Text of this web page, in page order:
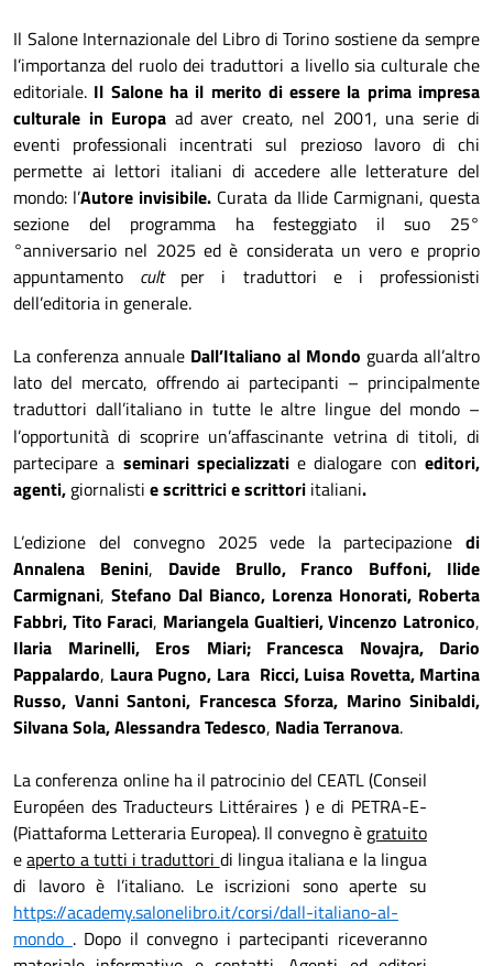
Il Salone Internazionale del Libro di Torino sostiene da sempre
l’importanza del ruolo dei traduttori a livello sia culturale che
editoriale. Il Salone ha il merito di essere la prima impresa
culturale in Europa ad aver creato, nel 2001, una serie di
eventi professionali incentrati sul prezioso lavoro di chi
permette ai lettori italiani di accedere alle letterature del
mondo: l’Autore invisibile. Curata da Ilide Carmignani, questa
sezione del programma ha festeggiato il suo 25°
°anniversario nel 2025 ed è considerata un vero e proprio
appuntamento cultper i traduttori e i professionisti
dell’editoria in generale.
La conferenza annuale Dall’Italiano al Mondo guarda all’altro
lato del mercato, offrendo ai partecipanti – principalmente
traduttori dall’italianoin tutte le altre lingue del mondo –
l’opportunità di scoprire un’affascinante vetrina di titoli, di
partecipare a seminari specializzatie dialogare coneditori,
agenti, giornalisti e scrittrici e scrittori italiani.
L’edizione del convegno 2025 vede la partecipazione di
Annalena
Benini, Davide Brullo, Franco Buffoni, Ilide
Carmignani, Stefano Dal Bianco, Lorenza Honorati, Roberta
Fabbri, Tito Faraci, Mariangela Gualtieri, Vincenzo Latronico,
Ilaria Marinelli, Eros Miari; Francesca
Novajra, Dario
Pappalardo, Laura Pugno, Lara Ricci, Luisa Rovetta, Martina
Russo, Vanni Santoni, Francesca Sforza, Marino Sinibaldi,
Silvana Sola, Alessandra Tedesco, Nadia Terranova.
La conferenza online ha il patrocinio del CEATL (Conseil
Européen des Traducteurs Littéraires ) e di PETRA-E-
(Piattaforma Letteraria Europea). Il convegno è gratuito
eaperto a tutti i traduttori di lingua italiana e la lingua
di lavoro è l’italiano. Le iscrizioni sono aperte su
https://academy.salonelibro.it/corsi/dall-italiano-al-
mondo . Dopo il convegno i partecipanti riceveranno